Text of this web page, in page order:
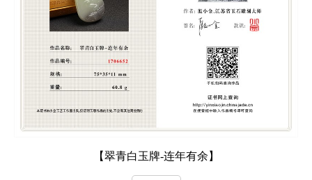
【翠青白玉牌-连年有余】